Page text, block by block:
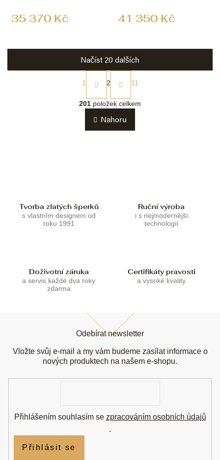
35 370 Kč 41 350 Kč
v
l
á
d
Načíst 20 dalších
S
t
á
n
k
o
1 2 11
201 položek celkem
Nahoru
Tvorba zlatých šperků
s vlastním designem od
roku 1991
Ruční výroba
i s nejmodernější
technologií
Doživotní záruka
a servis každé dva roky
zdarma
Certifikáty pravosti
a vysoké kvality
Odebírat newsletter
Vložte svůj e-mail a my vám budeme zasílat informace o
nových produktech na našem e-shopu.
Přihlášením souhlasím se zpracováním osobních údajů
.
Přihlásit se